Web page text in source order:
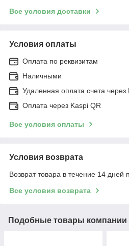
Все условия доставки
Условия оплаты
Оплата по реквизитам
Наличными
Удаленная оплата счета через
Оплата через Kaspi QR
Все условия оплаты
Условия возврата
Возврат товара в течение 14 дней
Все условия возврата
Подобные товары компании